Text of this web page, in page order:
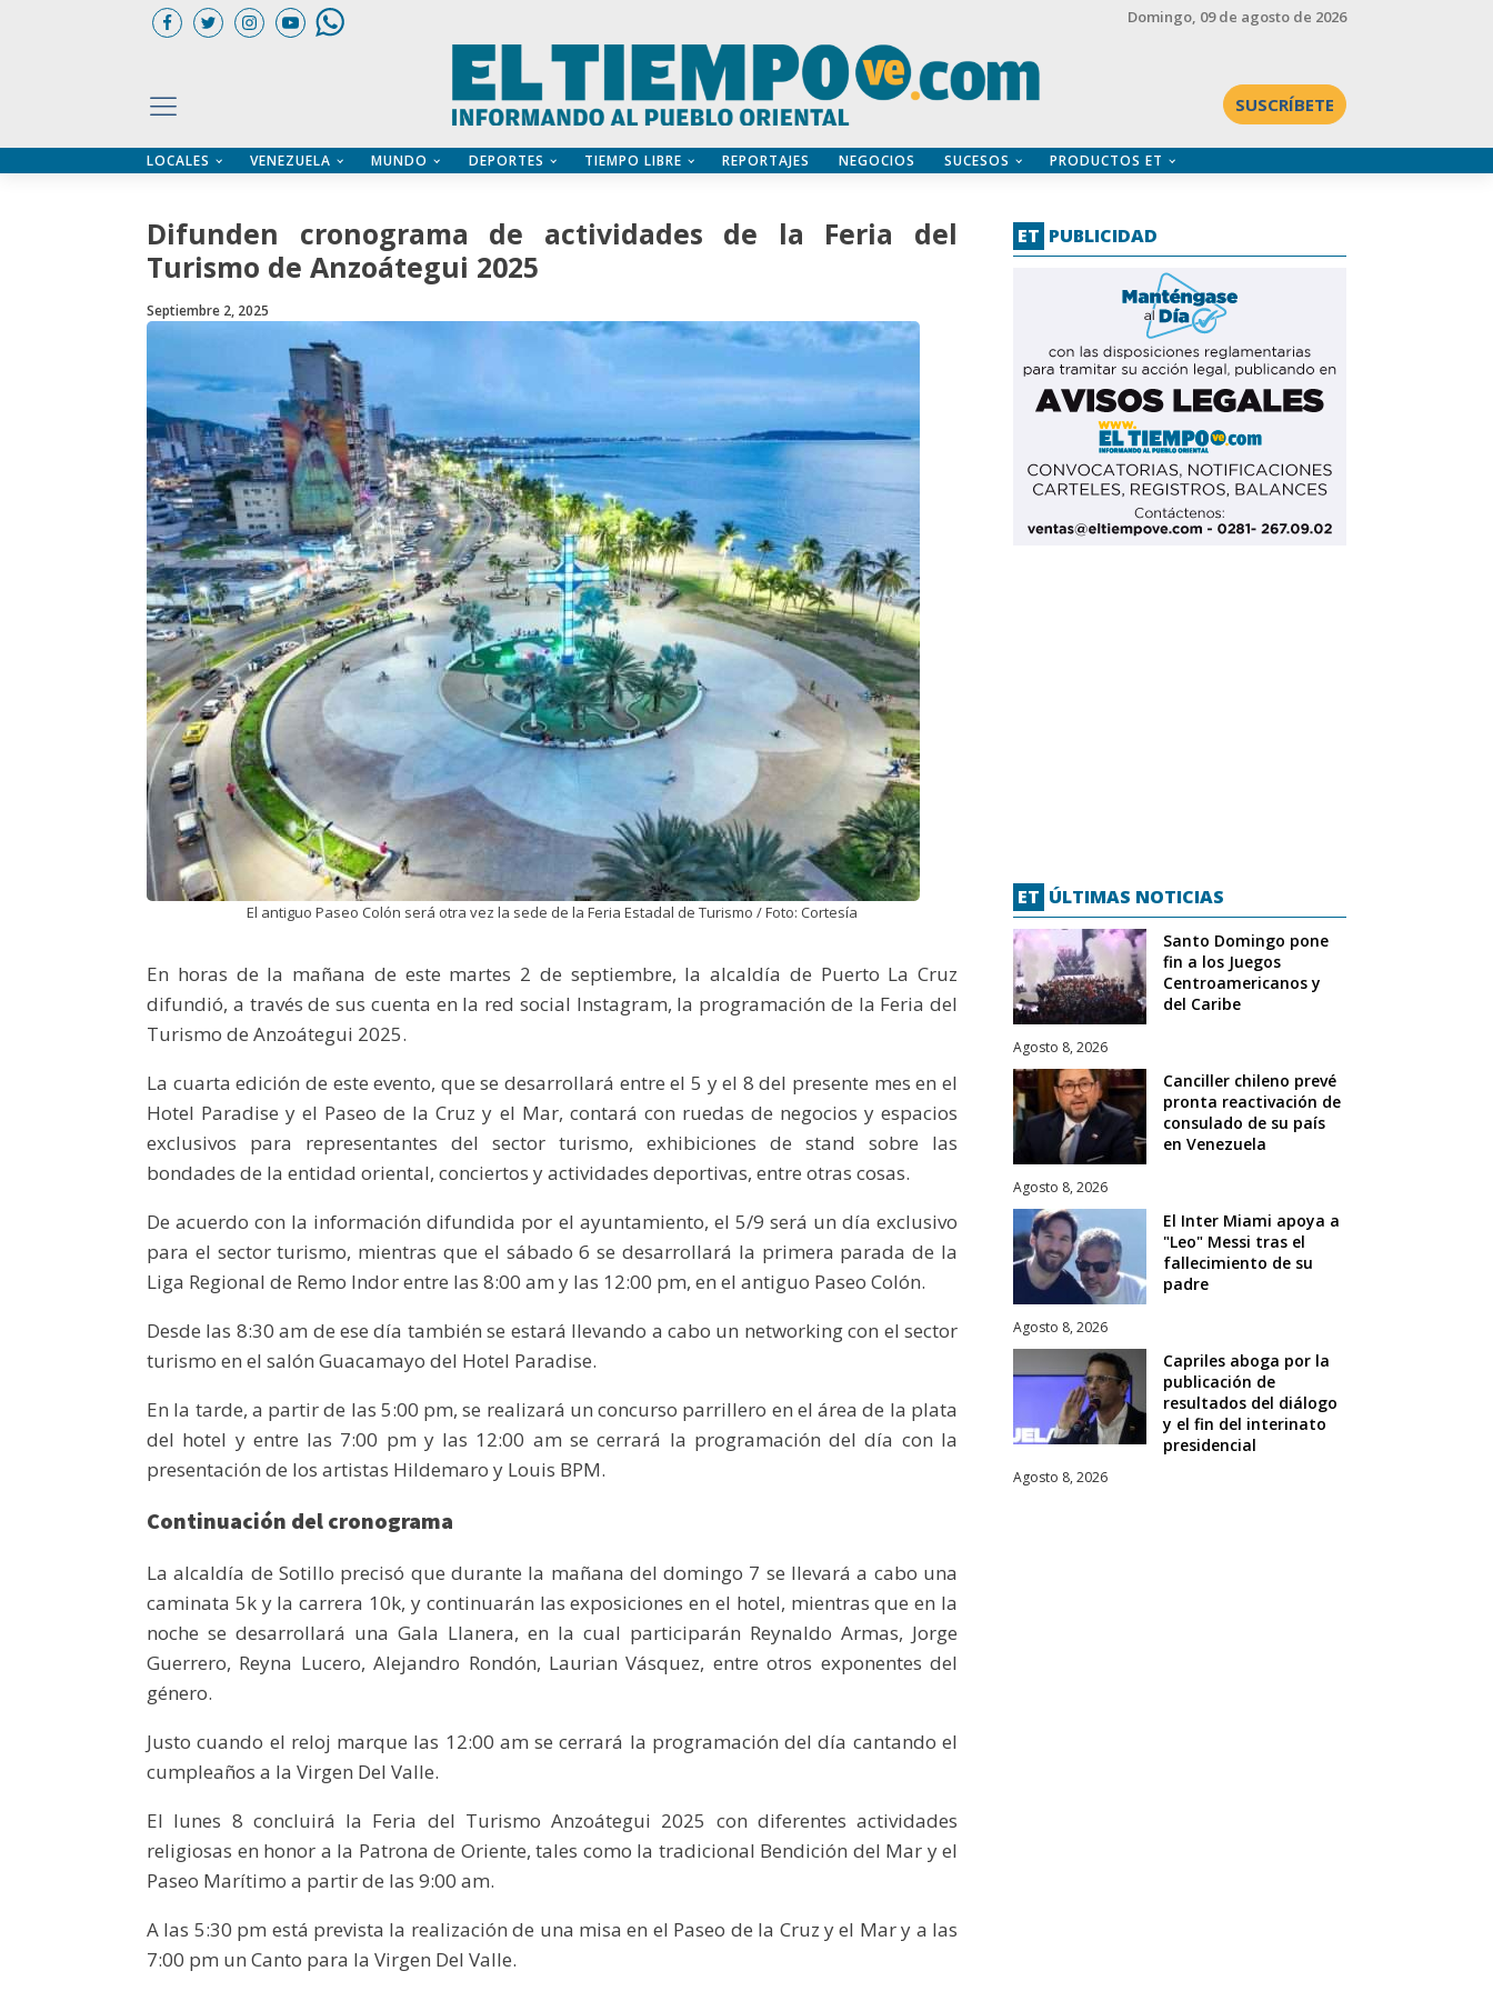
Domingo, 09 de agosto de 2026
SUSCRÍBETE
LOCALES VENEZUELA MUNDO DEPORTES TIEMPO LIBRE REPORTAJES NEGOCIOS SUCESOS PRODUCTOS ET
Difunden cronograma de actividades de la Feria del
Turismo de Anzoátegui 2025
Septiembre 2, 2025
El antiguo Paseo Colón será otra vez la sede de la Feria Estadal de Turismo / Foto: Cortesía
En horas de la mañana de este martes 2 de septiembre, la alcaldía de Puerto La Cruz
difundió, a través de sus cuenta en la red social Instagram, la programación de la Feria del
Turismo de Anzoátegui 2025.
La cuarta edición de este evento, que se desarrollará entre el 5 y el 8 del presente mes en el
Hotel Paradise y el Paseo de la Cruz y el Mar, contará con ruedas de negocios y espacios
exclusivos para representantes del sector turismo, exhibiciones de stand sobre las
bondades de la entidad oriental, conciertos y actividades deportivas, entre otras cosas.
De acuerdo con la información difundida por el ayuntamiento, el 5/9 será un día exclusivo
para el sector turismo, mientras que el sábado 6 se desarrollará la primera parada de la
Liga Regional de Remo Indor entre las 8:00 am y las 12:00 pm, en el antiguo Paseo Colón.
Desde las 8:30 am de ese día también se estará llevando a cabo un networking con el sector
turismo en el salón Guacamayo del Hotel Paradise.
En la tarde, a partir de las 5:00 pm, se realizará un concurso parrillero en el área de la plata
del hotel y entre las 7:00 pm y las 12:00 am se cerrará la programación del día con la
presentación de los artistas Hildemaro y Louis BPM.
Continuación del cronograma
La alcaldía de Sotillo precisó que durante la mañana del domingo 7 se llevará a cabo una
caminata 5k y la carrera 10k, y continuarán las exposiciones en el hotel, mientras que en la
noche se desarrollará una Gala Llanera, en la cual participarán Reynaldo Armas, Jorge
Guerrero, Reyna Lucero, Alejandro Rondón, Laurian Vásquez, entre otros exponentes del
género.
Justo cuando el reloj marque las 12:00 am se cerrará la programación del día cantando el
cumpleaños a la Virgen Del Valle.
El lunes 8 concluirá la Feria del Turismo Anzoátegui 2025 con diferentes actividades
religiosas en honor a la Patrona de Oriente, tales como la tradicional Bendición del Mar y el
Paseo Marítimo a partir de las 9:00 am.
A las 5:30 pm está prevista la realización de una misa en el Paseo de la Cruz y el Mar y a las
7:00 pm un Canto para la Virgen Del Valle.
ET PUBLICIDAD
ET ÚLTIMAS NOTICIAS
Santo Domingo pone
fin a los Juegos
Centroamericanos y
del Caribe
Agosto 8, 2026
Canciller chileno prevé
pronta reactivación de
consulado de su país
en Venezuela
Agosto 8, 2026
El Inter Miami apoya a
"Leo" Messi tras el
fallecimiento de su
padre
Agosto 8, 2026
Capriles aboga por la
publicación de
resultados del diálogo
y el fin del interinato
presidencial
Agosto 8, 2026